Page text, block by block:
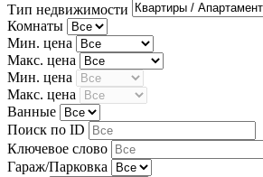
Тип недвижимости
Комнаты
Мин. цена
Макс. цена
Мин. цена
Макс. цена
Ванные
Поиск по ID
Ключевое слово
Гараж/Парковка